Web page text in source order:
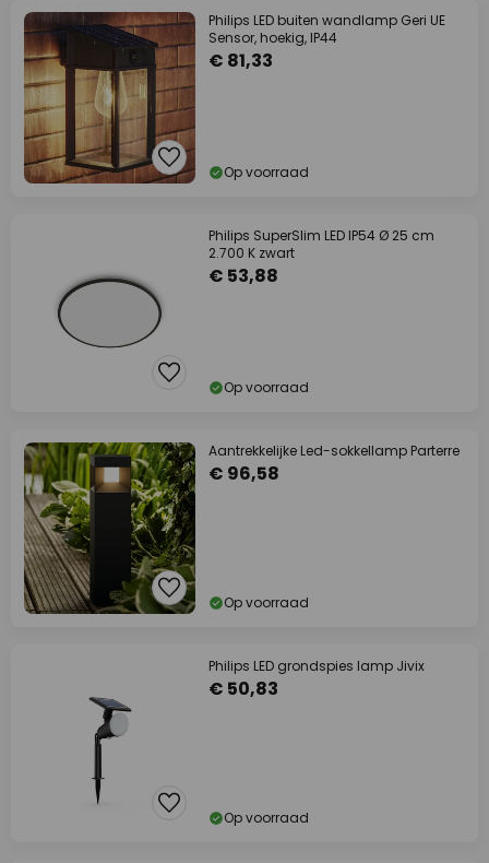
Philips LED buiten wandlamp Geri UE
Sensor, hoekig, IP44
€ 81,33
Op voorraad
Philips SuperSlim LED IP54 Ø 25 cm
2.700 K zwart
€ 53,88
Op voorraad
Aantrekkelijke Led-sokkellamp Parterre
€ 96,58
Op voorraad
Philips LED grondspies lamp Jivix
€ 50,83
Op voorraad